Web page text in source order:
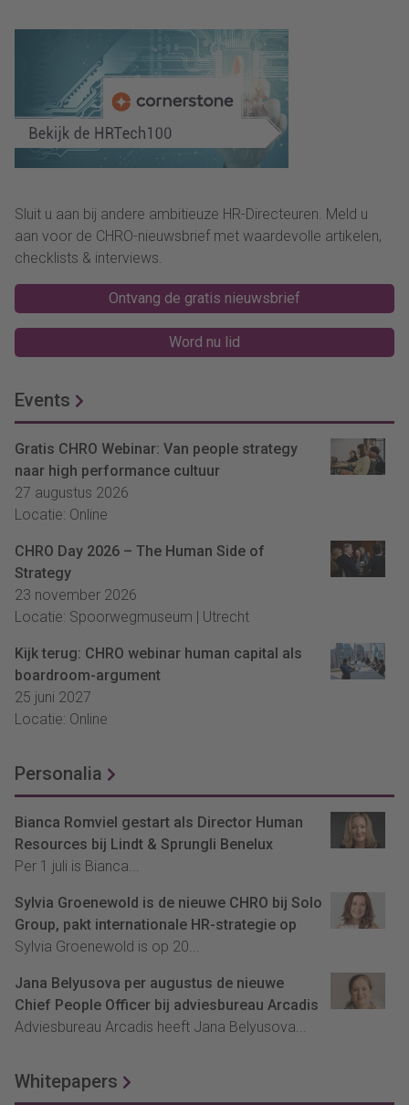
Sluit u aan bij andere ambitieuze HR-Directeuren. Meld u
aan voor de CHRO-nieuwsbrief met waardevolle artikelen,
checklists & interviews.
Ontvang de gratis nieuwsbrief
Word nu lid
Events
Gratis CHRO Webinar: Van people strategy
naar high performance cultuur
27 augustus 2026
Locatie: Online
CHRO Day 2026 – The Human Side of
Strategy
23 november 2026
Locatie: Spoorwegmuseum | Utrecht
Kijk terug: CHRO webinar human capital als
boardroom-argument
25 juni 2027
Locatie: Online
Personalia
Bianca Romviel gestart als Director Human
Resources bij Lindt & Sprungli Benelux
Per 1 juli is Bianca...
Sylvia Groenewold is de nieuwe CHRO bij Solo
Group, pakt internationale HR-strategie op
Sylvia Groenewold is op 20...
Jana Belyusova per augustus de nieuwe
Chief People Officer bij adviesbureau Arcadis
Adviesbureau Arcadis heeft Jana Belyusova...
Whitepapers